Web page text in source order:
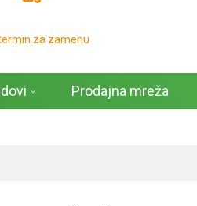
za zamenu
Prodajna mreža